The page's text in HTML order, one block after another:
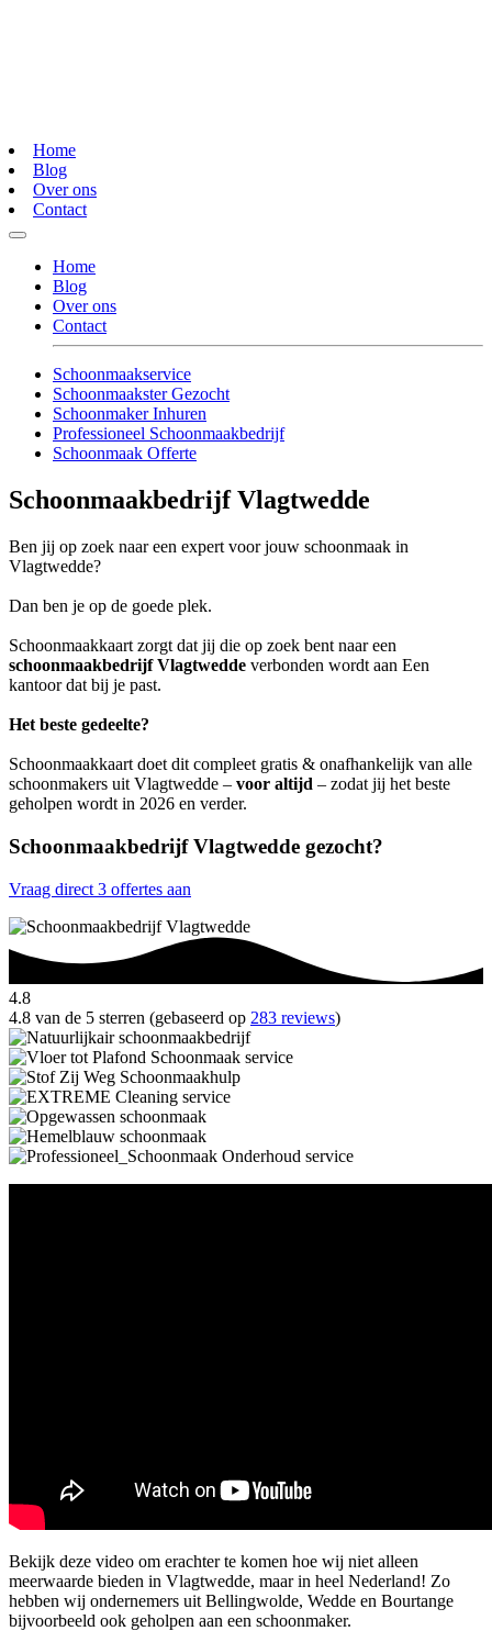
Home
Blog
Over ons
Contact
Home
Blog
Over ons
Contact
Schoonmaakservice
Schoonmaakster Gezocht
Schoonmaker Inhuren
Professioneel Schoonmaakbedrijf
Schoonmaak Offerte
Schoonmaakbedrijf Vlagtwedde
Ben jij op zoek naar een expert voor jouw schoonmaak in
Vlagtwedde?
Dan ben je op de goede plek.
Schoonmaakkaart zorgt dat jij die op zoek bent naar een
schoonmaakbedrijf Vlagtwedde verbonden wordt aan Een
kantoor dat bij je past.
Het beste gedeelte?
Schoonmaakkaart doet dit compleet gratis & onafhankelijk van alle
schoonmakers uit Vlagtwedde – voor altijd – zodat jij het beste
geholpen wordt in 2026 en verder.
Schoonmaakbedrijf Vlagtwedde gezocht?
Vraag direct 3 offertes aan
4.8
4.8 van de 5 sterren (gebaseerd op 283 reviews)
Bekijk deze video om erachter te komen hoe wij niet alleen
meerwaarde bieden in Vlagtwedde, maar in heel Nederland! Zo
hebben wij ondernemers uit Bellingwolde, Wedde en Bourtange
bijvoorbeeld ook geholpen aan een schoonmaker.